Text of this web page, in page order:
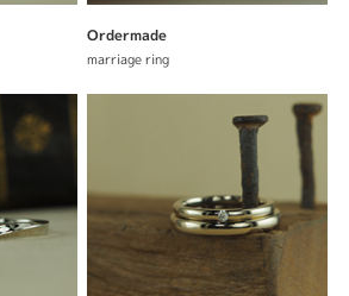
Ordermade
marriage ring